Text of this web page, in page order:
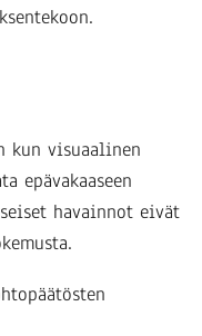
kun visuaalinen
epävakaaseen
havainnot eivät